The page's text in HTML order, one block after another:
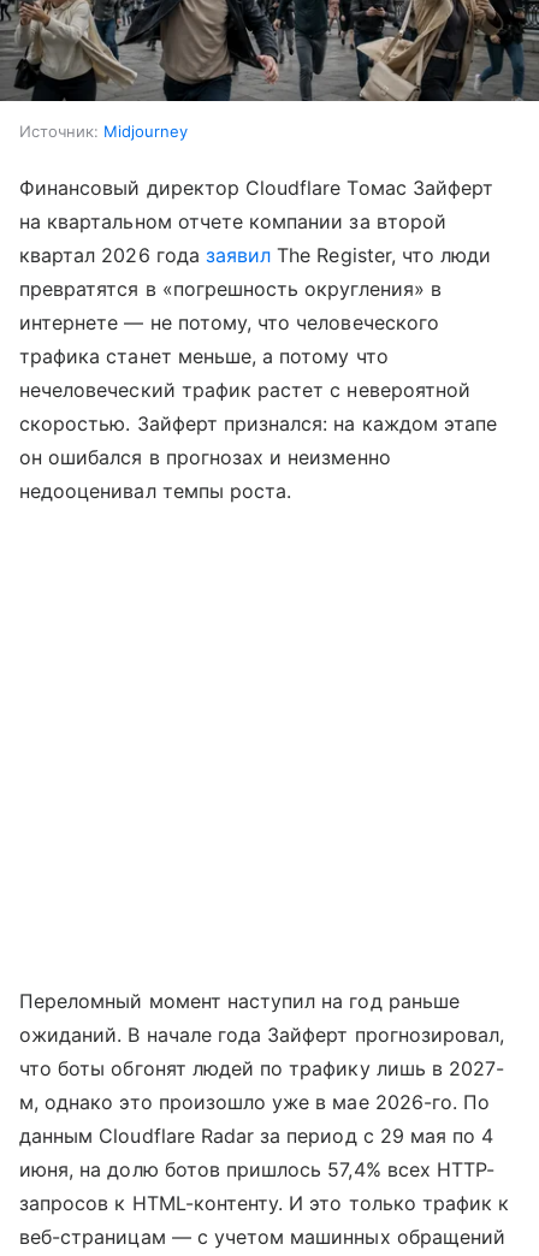
Источник: Midjourney
Финансовый директор Cloudflare Томас Зайферт
на квартальном отчете компании за второй
квартал 2026 года заявил The Register, что люди
превратятся в «погрешность округления» в
интернете — не потому, что человеческого
трафика станет меньше, а потому что
нечеловеческий трафик растет с невероятной
скоростью. Зайферт признался: на каждом этапе
он ошибался в прогнозах и неизменно
недооценивал темпы роста.
Переломный момент наступил на год раньше
ожиданий. В начале года Зайферт прогнозировал,
что боты обгонят людей по трафику лишь в 2027-
м, однако это произошло уже в мае 2026-го. По
данным Cloudflare Radar за период с 29 мая по 4
июня, на долю ботов пришлось 57,4% всех HTTP-
запросов к HTML-контенту. И это только трафик к
веб-страницам — с учетом машинных обращений